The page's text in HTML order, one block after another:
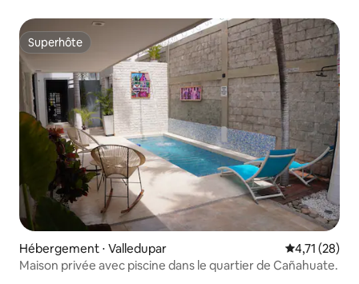
Superhôte
Superhôte
Hébergement ⋅ Valledupar Évaluation
4,71 (28)
Maison privée avec piscine dans le quartier de Cañahuate.